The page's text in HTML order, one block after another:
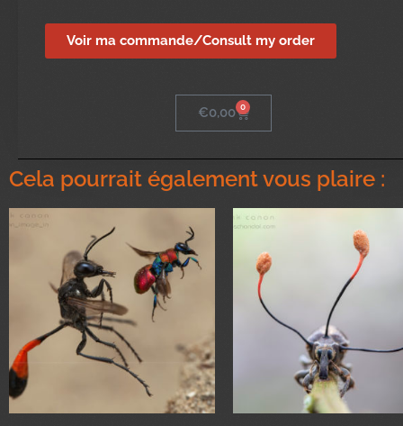
Voir ma commande/Consult my order
€0,00 0
Cela pourrait également vous plaire :